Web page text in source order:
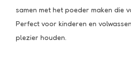
samen met het poeder maken die
Perfect voor kinderen en
plezier houden.